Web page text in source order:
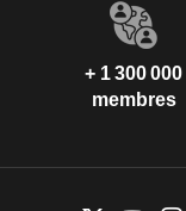
+ 1 300 000
membres